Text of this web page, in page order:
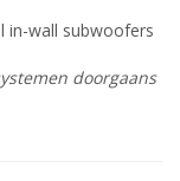
in-wall subwoofers
doorgaans